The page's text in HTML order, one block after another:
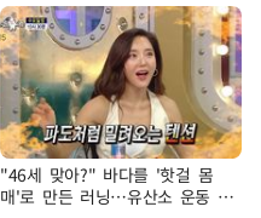
"46세 맞아?" 바다를 '핫걸 몸
매'로 만든 러닝…유산소 운동 효